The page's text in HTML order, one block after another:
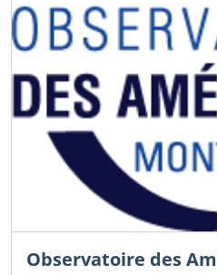
Observatoire des